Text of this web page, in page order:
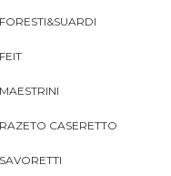
FORESTI&SUARDI
FEIT
MAESTRINI
RAZETO CASERETTO
SAVORETTI